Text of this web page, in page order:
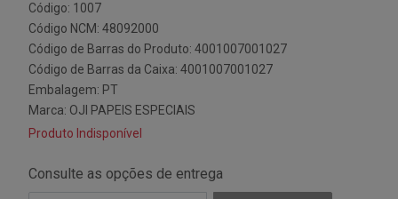
Código: 1007
Código NCM: 48092000
Código de Barras do Produto: 4001007001027
Código de Barras da Caixa: 4001007001027
Embalagem: PT
Marca: OJI PAPEIS ESPECIAIS
Produto Indisponível
Consulte as opções de entrega